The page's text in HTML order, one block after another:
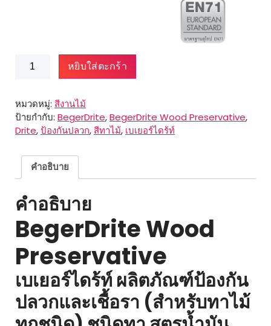
จำนวน
BegerDrite
Preservative
ชิ้น
หยิบใส่ตะกร้า
หมวดหมู่: สีงานไม้
ป้ายกำกับ: BegerDrite,BegerDrite Wood Preservative,
Drite,ป้องกันปลวก, สีทาไม้, เบเยอร์ไดร้ท์
คำอธิบาย
คำอธิบาย
BegerDrite Wood
Preservative
เบเยอร์ไดร้ท์ ผลิตภัณฑ์ป้องกัน
ปลวกและเชื้อรา (สำหรับทาไม้